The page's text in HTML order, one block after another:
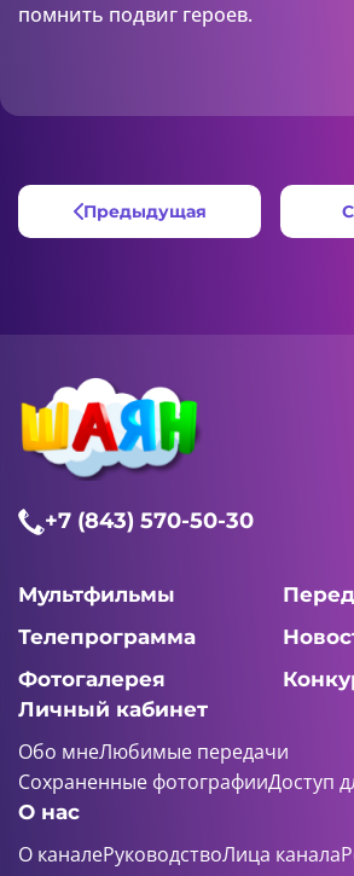
помнить подвиг героев.
Предыдущая
+7 (843) 570-50-30
Мультфильмы
Телепрограмма
Фотогалерея
Личный кабинет
Обо мнеЛюбимые передачи
Сохраненные фотографииДоступ
О нас
О каналеРуководствоЛица канала